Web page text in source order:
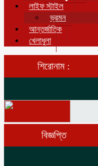
লাইফ স্টাইল
ভ্রমন
আন্তর্জাতিক
খেলাধুলা
শিরোনাম :
বিজ্ঞপ্তি